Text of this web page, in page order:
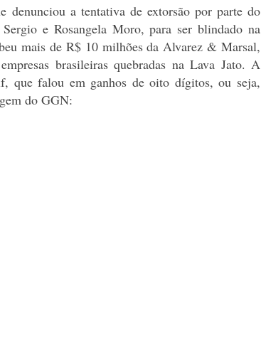
denunciou a tentativa de extorsão por parte do
e Rosangela Moro, para ser blindado na
mais de R$ 10 milhões da Alvarez & Marsal,
brasileiras quebradas na Lava Jato. A
que falou em ganhos de oito dígitos, ou seja,
do GGN: